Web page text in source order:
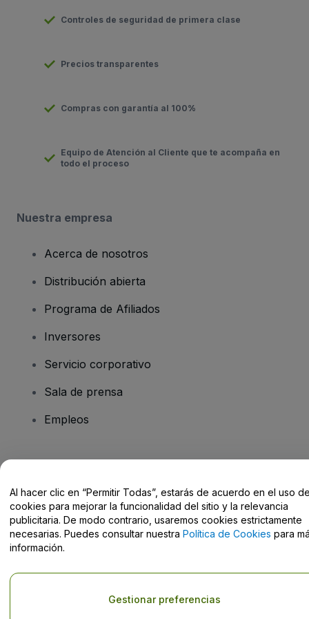
Controles de seguridad de primera clase
Precios transparentes
Compras con garantía al 100%
Equipo de Atención al Cliente que te acompaña en
todo el proceso
Nuestra empresa
Acerca de nosotros
Distribución abierta
Programa de Afiliados
Inversores
Servicio corporativo
Sala de prensa
Empleos
Centro de Ayuda / Contacto
El uso de este sitio web constituye la aceptación de los
Política de Privacidad, de laPolítica de Cookies
Al hacer clic en “Permitir Todas”, estarás de acuerdo en el uso
cookies para mejorar la funcionalidad del sitio y la relevancia
publicitaria. De modo contrario, usaremos cookies estrictamente
necesarias. Puedes consultar nuestra Política de Cookies para
información.
Gestionar preferencias